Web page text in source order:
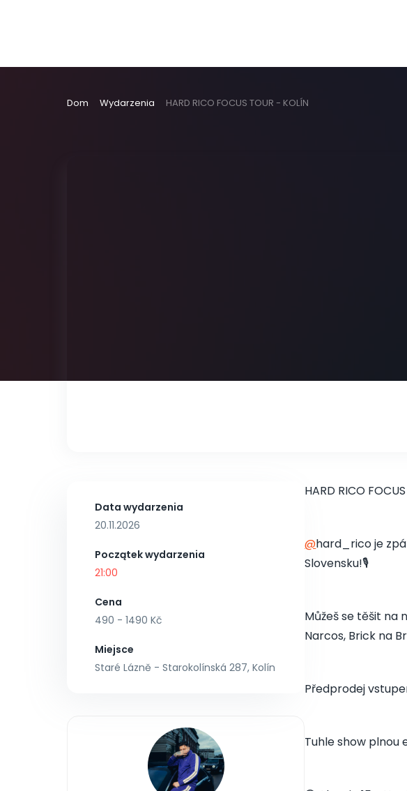
Dom Wydarzenia HARD RICO FOCUS TOUR - KOLÍN
Data wydarzenia
20.11.2026
Początek wydarzenia
21:00
Cena
490 - 1490 Kč
Miejsce
Staré Lázně - Starokolínská 287, Kolín
HARD RICO
@hard_rico je
Slovensku!🎙️
Můžeš se těšit na
Narcos, Brick na
Předprodej
Tuhle show plnou